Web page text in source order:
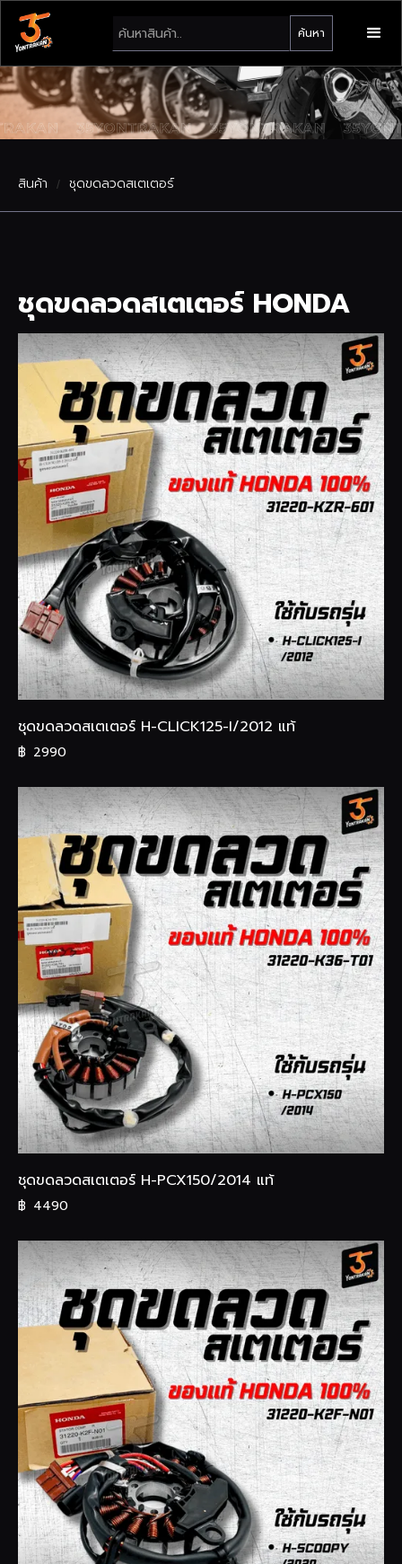
สินค้า / ชุดขดลวดสเตเตอร์
ชุดขดลวดสเตเตอร์ HONDA
ชุดขดลวดสเตเตอร์ H-CLICK125-I/2012 แท้
฿ 2990
ชุดขดลวดสเตเตอร์ H-PCX150/2014 แท้
฿ 4490